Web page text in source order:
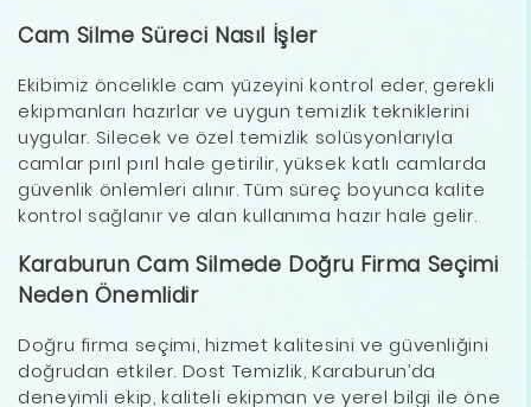
Cam Silme Süreci Nasıl İşler
Ekibimiz öncelikle cam yüzeyini kontrol eder, gerekli
ekipmanları hazırlar ve uygun temizlik tekniklerini
uygular. Silecek ve özel temizlik solüsyonlarıyla
camlar pırıl pırıl hale getirilir, yüksek katlı camlarda
güvenlik önlemleri alınır. Tüm süreç boyunca kalite
kontrol sağlanır ve alan kullanıma hazır hale gelir.
Karaburun Cam Silmede Doğru Firma Seçimi
Neden Önemlidir
Doğru firma seçimi, hizmet kalitesini ve güvenliğini
doğrudan etkiler. Dost Temizlik, Karaburun’da
deneyimli ekip, kaliteli ekipman ve yerel bilgi ile öne